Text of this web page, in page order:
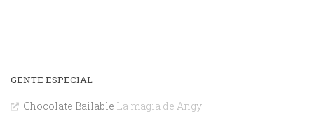
GENTE ESPECIAL
Chocolate Bailable La magia de Angy